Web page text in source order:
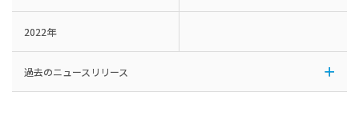
2022年
過去のニュースリリース